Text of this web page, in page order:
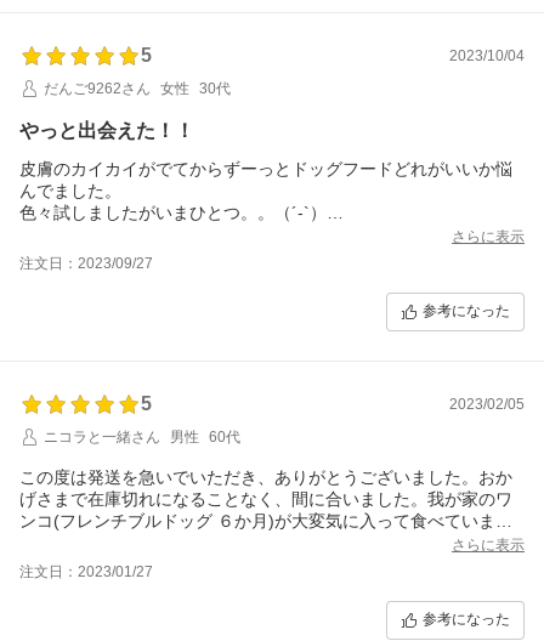
5
2023/10/04
だんご9262さん
女性 30代
やっと出会えた！！
皮膚のカイカイがでてからずーっとドッグフードどれがいいか悩
んでました。
色々試しましたがいまひとつ。。（´-`）
ある時YouTubeで同じ犬種の方がワンワンデリカさんのドッグフ
ードあげてるのをたまたま見つけ調べたところ口コミも良かった
ので試しに購入してみることに‥
まず驚いたのがウンチが臭くないことでした！！
もう絶対にリピート確定です(^.^)
良いドッグフードに出会え嬉しい気持ちでいっぱいです！
ありがとうございました！
さらに表示
注文日：2023/09/27
参考になった
5
2023/02/05
ニコラと一緒さん
男性 60代
この度は発送を急いでいただき、ありがとうございました。おか
げさまで在庫切れになることなく、間に合いました。我が家のワ
ンコ(フレンチブルドッグ ６か月)が大変気に入って食べていま
す。実は先代犬の時からこちらのフードが気になっていたのです
が、先代犬は病気があり療法食でしたので食べさせてあげられま
せんでした。今の二代目ワンコは初めはブリーダーさんの所で食
べていたものをあげていたのですが、食いつきが悪くなってきた
ので、それならとこちらのフードを試したところ、大変気に入り
さらに表示
注文日：2023/01/27
参考になった